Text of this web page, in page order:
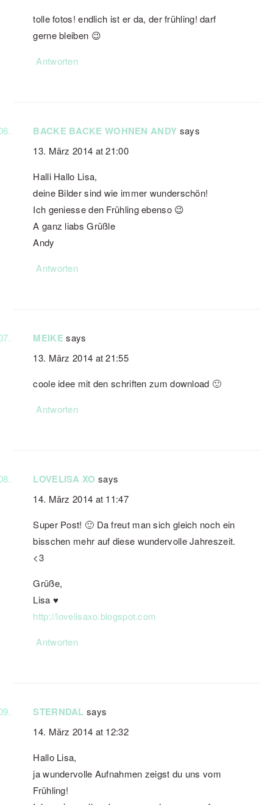
tolle fotos! endlich ist er da, der frühling! darf
gerne bleiben 😉
Antworten
BACKE BACKE WOHNEN ANDY says
13. März 2014 at 21:00
Halli Hallo Lisa,
deine Bilder sind wie immer wunderschön!
Ich geniesse den Frühling ebenso 😉
A ganz liabs Grüßle
Andy
Antworten
MEIKE says
13. März 2014 at 21:55
coole idee mit den schriften zum download 🙂
Antworten
LOVELISA XO says
14. März 2014 at 11:47
Super Post! 🙂 Da freut man sich gleich noch ein
bisschen mehr auf diese wundervolle Jahreszeit.
<3
Grüße,
Lisa ♥
http://lovelisaxo.blogspot.com
Antworten
STERNDAL says
14. März 2014 at 12:32
Hallo Lisa,
ja wundervolle Aufnahmen zeigst du uns vom
Frühling!